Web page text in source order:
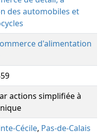
des automobiles et
d'alimentation
actions simplifiée à
Cécile, Pas-de-Calais